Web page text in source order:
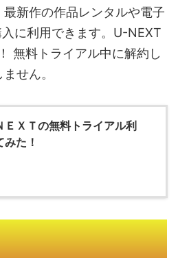
最新作の作品レンタルや電子
に利用できます。U-NEXT
無料トライアル中に解約し
せん。
ＥＸＴの無料トライアル利
みた！